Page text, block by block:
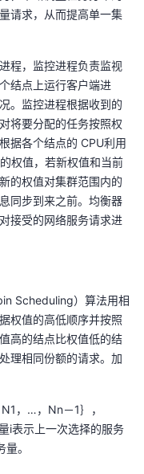
请求，从而提高单一集
程，监控进程负责监视
结点上运行客户端进
。监控进程根据收到的
将要分配的任务按照权
据各个结点的 CPU利用
权值，若新权值和当前
的权值对集群范围内的
同步到来之前。均衡器
接受的网络服务请求进
Scheduling）算法用相
权值的高低顺序并按照
高的结点比权值低的结
理相同份额的请求。加
，…，Nn－1｝，
i表示上一次选择的服务
。